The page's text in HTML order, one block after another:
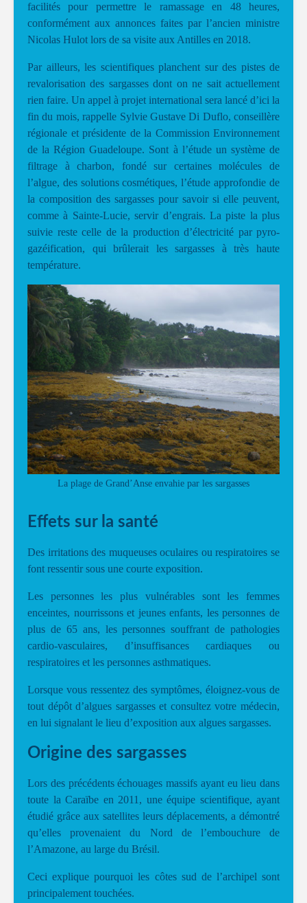
facilités pour permettre le ramassage en 48 heures,
conformément aux annonces faites par l’ancien ministre
Nicolas Hulot lors de sa visite aux Antilles en 2018.
Par ailleurs, les scientifiques planchent sur des pistes de
revalorisation des sargasses dont on ne sait actuellement
rien faire. Un appel à projet international sera lancé d’ici la
fin du mois, rappelle Sylvie Gustave Di Duflo, conseillère
régionale et présidente de la Commission Environnement
de la Région Guadeloupe. Sont à l’étude un système de
filtrage à charbon, fondé sur certaines molécules de
l’algue, des solutions cosmétiques, l’étude approfondie de
la composition des sargasses pour savoir si elle peuvent,
comme à Sainte-Lucie, servir d’engrais. La piste la plus
suivie reste celle de la production d’électricité par pyro-
gazéification, qui brûlerait les sargasses à très haute
température.
La plage de Grand’Anse envahie par les sargasses
Effets sur la santé
Des irritations des muqueuses oculaires ou respiratoires se
font ressentir sous une courte exposition.
Les personnes les plus vulnérables sont les femmes
enceintes, nourrissons et jeunes enfants, les personnes de
plus de 65 ans, les personnes souffrant de pathologies
cardio-vasculaires, d’insuffisances cardiaques ou
respiratoires et les personnes asthmatiques.
Lorsque vous ressentez des symptômes, éloignez-vous de
tout dépôt d’algues sargasses et consultez votre médecin,
en lui signalant le lieu d’exposition aux algues sargasses.
Origine des sargasses
Lors des précédents échouages massifs ayant eu lieu dans
toute la Caraïbe en 2011, une équipe scientifique, ayant
étudié grâce aux satellites leurs déplacements, a démontré
qu’elles provenaient du Nord de l’embouchure de
l’Amazone, au large du Brésil.
Ceci explique pourquoi les côtes sud de l’archipel sont
principalement touchées.